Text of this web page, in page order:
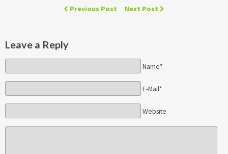
Previous Post Next Post
Leave a Reply
Name*
E-Mail*
Website